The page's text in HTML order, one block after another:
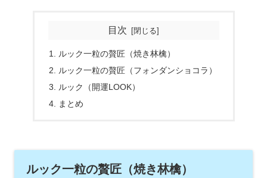
目次
ルック一粒の贅匠（焼き林檎）
ルック一粒の贅匠（フォンダンショコラ）
ルック（開運LOOK）
まとめ
ルック一粒の贅匠（焼き林檎）